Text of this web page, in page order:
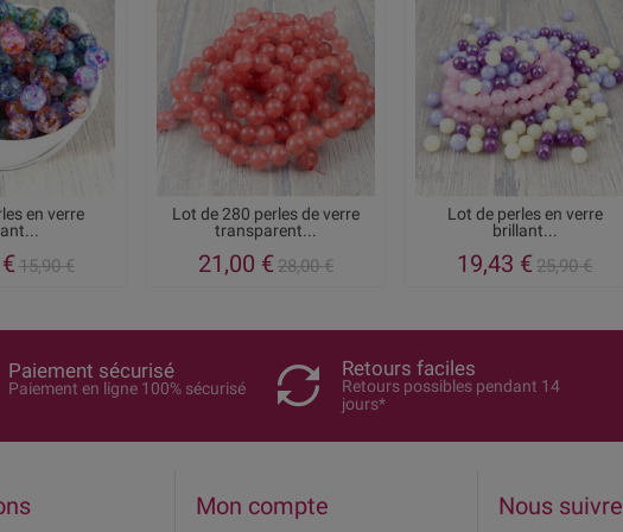
en verre
15,90 €
Lot de 280 perles de verre
transparent...
21,00 €28,00 €
Lot de perles en verre
brillant...
19,43 € 25,90 €
Paiement sécurisé
Paiement en ligne 100% sécurisé
Retours faciles
Retours possibles pendant 14
jours*
Mon compte Nous suivre